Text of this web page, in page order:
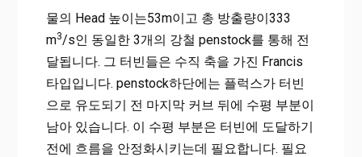
물의 Head 높이는53m이고 총 방출량이333
m3/s인 동일한 3개의 강철 penstock를 통해 전
달됩니다. 그 터빈들은 수직 축을 가진 Francis
타입입니다. penstock하단에는 플럭스가 터빈
으로 유도되기 전 마지막 커브 뒤에 수평 부분이
남아 있습니다. 이 수평 부분은 터빈에 도달하기
전에 흐름을 안정화시키는데 필요합니다. 필요